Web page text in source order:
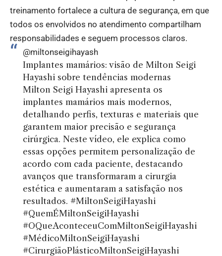
treinamento fortalece a cultura de segurança, em que
todos os envolvidos no atendimento compartilham
responsabilidades e seguem processos claros.
@miltonseigihayash
Implantes mamários: visão de Milton Seigi
Hayashi sobre tendências modernas
Milton Seigi Hayashi apresenta os
implantes mamários mais modernos,
detalhando perfis, texturas e materiais que
garantem maior precisão e segurança
cirúrgica. Neste vídeo, ele explica como
essas opções permitem personalização de
acordo com cada paciente, destacando
avanços que transformaram a cirurgia
estética e aumentaram a satisfação nos
resultados. #MiltonSeigiHayashi
#QuemÉMiltonSeigiHayashi
#OQueAconteceuComMiltonSeigiHayashi
#MédicoMiltonSeigiHayashi
#CirurgiãoPlásticoMiltonSeigiHayashi